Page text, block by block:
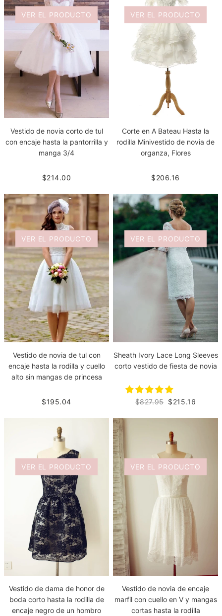
VER EL PRODUCTO
Vestido de novia corto de tul
con encaje hasta la pantorrilla y
manga 3/4
$214.00
VER EL PRODUCTO
Corte en A Bateau Hasta la
rodilla Minivestido de novia de
organza, Flores
$206.16
VER EL PRODUCTO
Vestido de novia de tul con
encaje hasta la rodilla y cuello
alto sin mangas de princesa
$195.04
VER EL PRODUCTO
Sheath Ivory Lace Long Sleeves
corto vestido de fiesta de novia
$827.95 $215.16
VER EL PRODUCTO
Vestido de dama de honor de
boda corto hasta la rodilla de
encaje negro de un hombro
VER EL PRODUCTO
Vestido de novia de encaje
marfil con cuello en V y mangas
cortas hasta la rodilla